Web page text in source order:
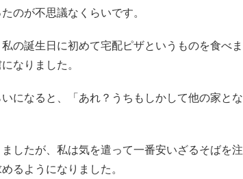
のが不思議なくらいです。
の誕生日に初めて宅配ピザというものを食べ
なりました。
になると、「あれ？うちもしかして他の家と
したが、私は気を遣って一番安いざるそばを
るようになりました。